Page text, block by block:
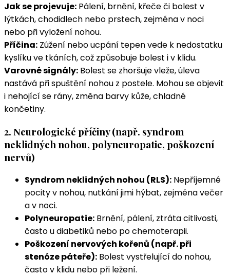
Jak se projevuje: Pálení, brnění, křeče či bolest v
lýtkách, chodidlech nebo prstech, zejména v noci
nebo při vyložení nohou.
Příčina: Zúžení nebo ucpání tepen vede k nedostatku
kyslíku ve tkáních, což způsobuje bolest i v klidu.
Varovné signály: Bolest se zhoršuje vleže, úleva
nastává při spuštění nohou z postele. Mohou se objevit
i nehojící se rány, změna barvy kůže, chladné
končetiny.
2. Neurologické příčiny (např. syndrom
neklidných nohou, polyneuropatie, poškození
nervů)
Syndrom neklidných nohou (RLS): Nepříjemné
pocity v nohou, nutkání jimi hýbat, zejména večer
a v noci.
Polyneuropatie: Brnění, pálení, ztráta citlivosti,
často u diabetiků nebo po chemoterapii.
Poškození nervových kořenů (např. při
stenóze páteře): Bolest vystřelující do nohou,
často v klidu nebo při ležení.